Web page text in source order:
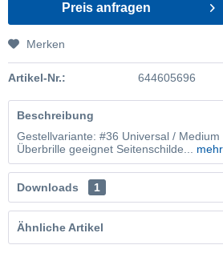
Preis anfragen
Merken
Artikel-Nr.: 644605696
Beschreibung
Gestellvariante: #36 Universal /
Überbrille geeignet Seitenschilde...
mehr
Downloads 1
Ähnliche Artikel